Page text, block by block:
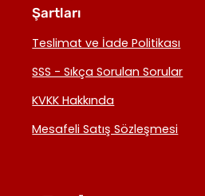
Şartları
Teslimat ve İade Politikası
SSS - Sıkça Sorulan Sorular
KVKK Hakkında
Mesafeli Satış Sözleşmesi